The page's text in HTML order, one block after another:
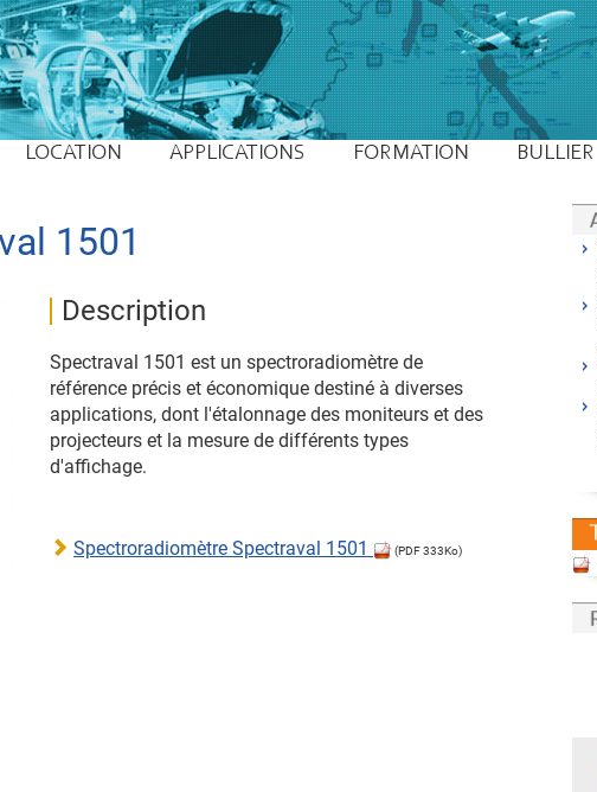
LOCATION APPLICATIONS FORMATION BULLIER
1501
Description
Spectraval 1501 est un spectroradiomètre de
référence précis et économique destiné à diverses
applications, dont l'étalonnage des moniteurs et des
projecteurs et la mesure de différents types
d'affichage.
Spectroradiomètre Spectraval 1501 (PDF 333Ko)